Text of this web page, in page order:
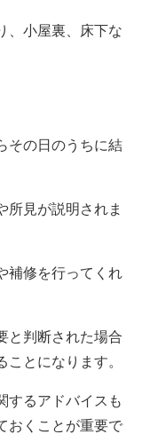
、小屋裏、床下な
その日のうちに結
所見が説明されま
補修を行ってくれ
と判断された場合
とになります。
するアドバイスも
おくことが重要で